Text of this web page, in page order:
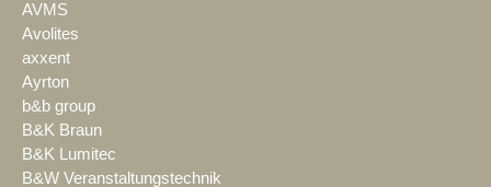
AVMS
Avolites
axxent
Ayrton
b&b group
B&K Braun
B&K Lumitec
B&W Veranstaltungstechnik